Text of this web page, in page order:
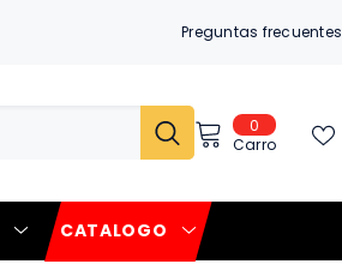
Preguntas frecuentes
00
item
Carro
CATALOGO